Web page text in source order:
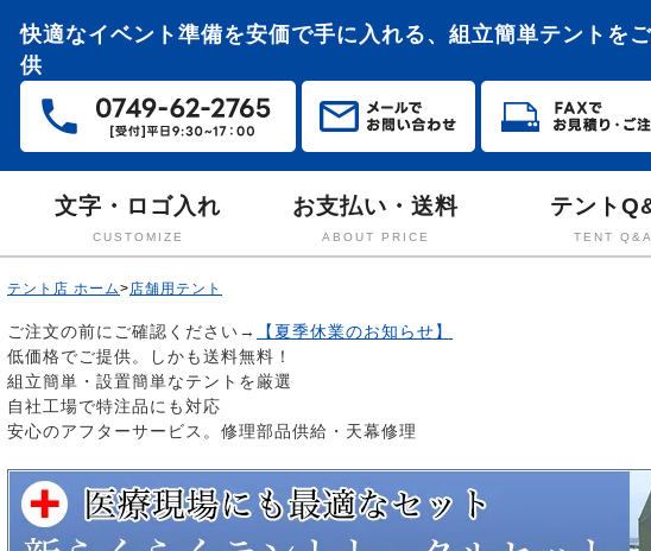
快適なイベント準備を安価で手に入れる、組立簡単テントを
供
文字・ロゴ入れ
CUSTOMIZE
お支払い・送料
ABOUT PRICE
テント
TENT Q&A
テント店 ホーム> 店舗用テント
ご注文の前にご確認ください→
【夏季休業のお知らせ】
低価格でご提供。しかも送料無料！
組立簡単・設置簡単なテントを厳選
自社工場で特注品にも対応
安心のアフターサービス。修理部品供給・天幕修理